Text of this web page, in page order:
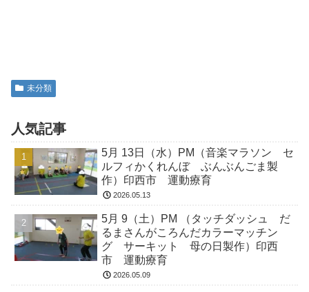
未分類
人気記事
5月 13日（水）PM（音楽マラソン セ
ルフィかくれんぼ ぶんぶんごま製
作）印西市 運動療育
2026.05.13
5月 9（土）PM （タッチダッシュ だ
るまさんがころんだカラーマッチン
グ サーキット 母の日製作）印西
市 運動療育
2026.05.09